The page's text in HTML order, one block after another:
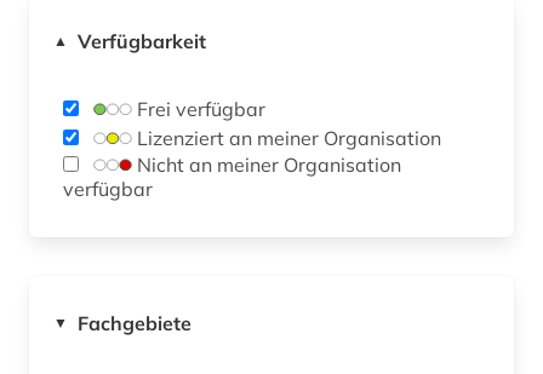
▲ Verfügbarkeit
Frei verfügbar
Lizenziert an meiner Organisation
verfügbar
▼ Fachgebiete